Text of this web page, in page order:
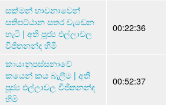
සක්මන් භාවනාවෙන්
සතිපට්ඨාන සතර වැඩෙන
හැටි | අති පූජ්‍ය එල්ලාවල
විජිතනන්ද හිමි
00:22:36
කායානුපස්සනාවේ
කයෙන් කය බැලීම | අති
පූජ්‍ය එල්ලාවල විජිතනන්ද
හිමි
00:52:37